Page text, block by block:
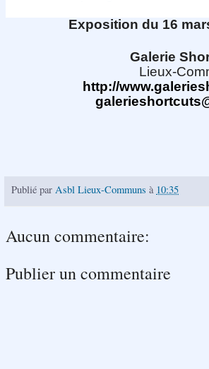
Exposition du 16
Galerie
Lieux-
http://
Publié par Asbl Lieux-Communs à 10:35
Aucun commentaire:
Publier un commentaire